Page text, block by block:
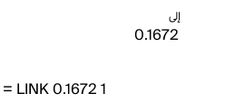
إلى
1
= LINK 0.1672